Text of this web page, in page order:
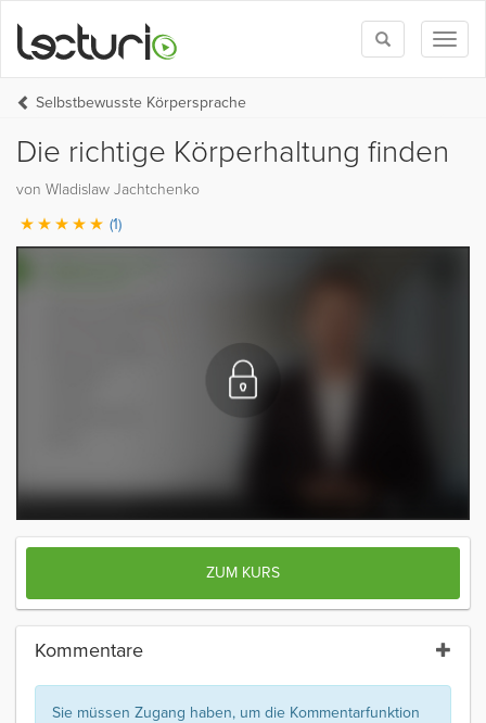
Toggle
search
Selbstbewusste Körpersprache
Die richtige Körperhaltung finden
von Wladislaw Jachtchenko
(1)
ZUM KURS
Kommentare
Sie müssen Zugang haben, um die Kommentarfunktion